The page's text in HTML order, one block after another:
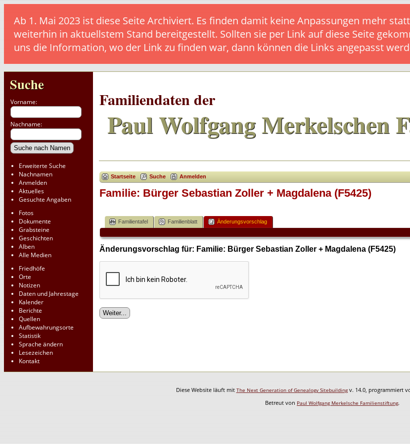
Ab 1. Mai 2023 ist diese Seite Archiviert. Es finden damit keine Anpassungen mehr
weiterhin in aktuellstem Stand bereitgestellt. Sollten sie per Link auf diese Seite
uns die Information, wo der Link zu finden war, dann können die Links angepasst
Suche
Vorname:
Nachname:
Erweiterte Suche
Nachnamen
Anmelden
Aktuelles
Gesuchte Angaben
Fotos
Dokumente
Grabsteine
Geschichten
Alben
Alle Medien
Friedhöfe
Orte
Notizen
Daten und Jahrestage
Kalender
Berichte
Quellen
Aufbewahrungsorte
Statistik
Sprache ändern
Lesezeichen
Kontakt
Familiendaten der
Paul Wolfgang Merkelschen
Startseite Suche Anmelden
Familie: Bürger Sebastian Zoller + Magdalena (F5425)
Familientafel Familienblatt Änderungsvorschlag
Änderungsvorschlag für: Familie: Bürger Sebastian Zoller + Magdalena (F5425)
Diese Website läuft mitThe Next Generation of Genealogy Sitebuildingv. 14.0, programmiert
Betreut vonPaul Wolfgang Merkelsche Familienstiftung.